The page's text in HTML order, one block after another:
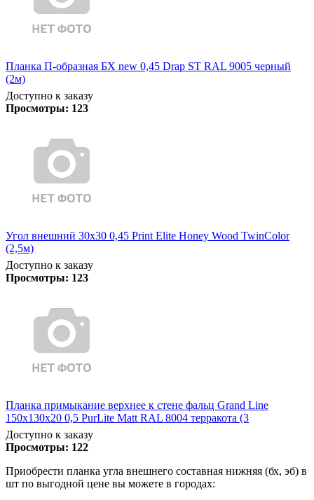
Планка П-образная БХ new 0,45 Drap ST RAL 9005 черный
(2м)
Доступно к заказу
Просмотры: 123
Угол внешний 30х30 0,45 Print Elite Honey Wood TwinColor
(2,5м)
Доступно к заказу
Просмотры: 123
Планка примыкание верхнее к стене фальц Grand Line
150х130х20 0,5 PurLite Matt RAL 8004 терракота (3
Доступно к заказу
Просмотры: 122
Приобрести планка угла внешнего составная нижняя (бх, эб) в
шт по выгодной цене вы можете в городах: